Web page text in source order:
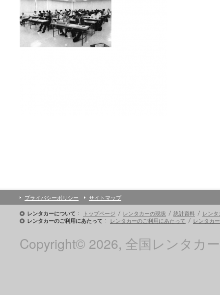
プライバシーポリシー サイトマップ
レンタカーについて トップページ レンタカーの現状 統計資料 レン
レンタカーのご利用にあたって レンタカーのご利用にあたって レンタカ
Copyright© 2026, 全国レンタカ